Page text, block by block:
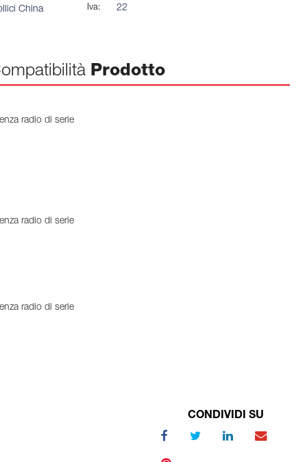
China Iva: 22
Prodotto
radio di serie
radio di serie
radio di serie
CONDIVIDI SU